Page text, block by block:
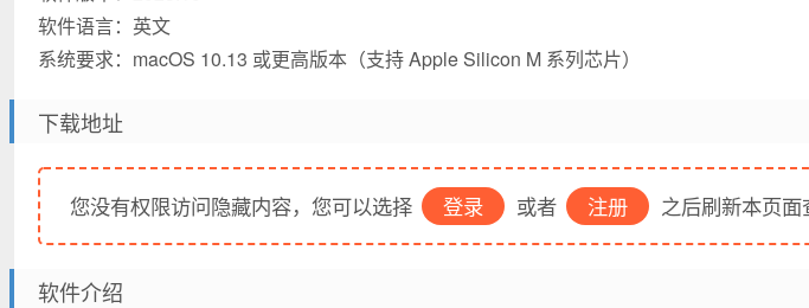
软件语言：英文
系统要求：macOS 10.13 或更高版本（支持 Apple Silicon M 系列芯片）
下载地址
您没有权限访问隐藏内容，您可以选择 登录 或者 注册 之后刷新本页面
软件介绍